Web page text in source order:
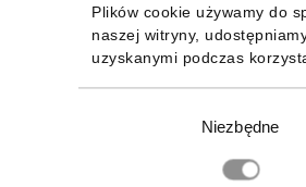
Plików cookie używamy do
naszej witryny,
uzyskanymi podczas
Niezbędne
KAXZ1S131
222,77 zł brutto